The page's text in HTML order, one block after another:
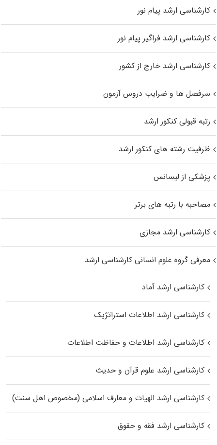
کارشناسی ارشد پیام نور
کارشناسی ارشد فراگیر پیام نور
کارشناسی ارشد خارج از کشور
سرفصل ها و ضرایب دروس آزمون
رتبه قبولی کنکور ارشد
ظرفیت رشته های کنکور ارشد
پزشکی از لیسانس
مصاحبه با رتبه های برتر
کارشناسی ارشد مجازی
معرفی گروه علوم انسانی کارشناسی ارشد
کارشناسی ارشد آماد
کارشناسی ارشد اطلاعات استراتژیک
کارشناسی ارشد اطلاعات و حفاظت اطلاعات
کارشناسی ارشد علوم قرآن و حدیث
کارشناسی ارشد الهیات و معارف اسلامی (مخصوص اهل سنت)
کارشناسی ارشد فقه و حقوق